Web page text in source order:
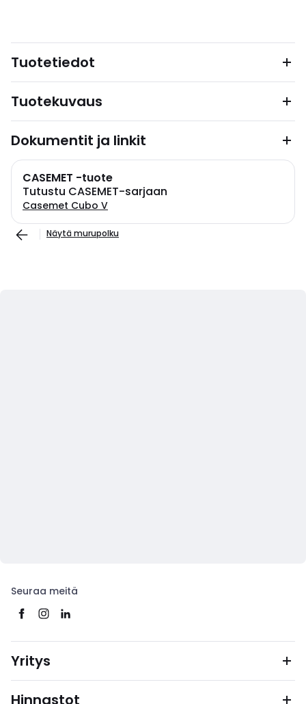
Tuotetiedot
Tuotekuvaus
Dokumentit ja linkit
CASEMET -tuote
Tutustu CASEMET-sarjaan
Casemet Cubo V
Näytä murupolku
Seuraa meitä
Yritys
Hinnastot